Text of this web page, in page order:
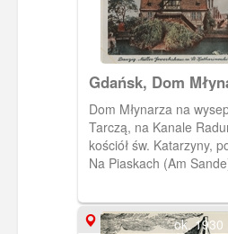
Gdańsk, Dom
kościół św.
Dom Młynarza na
Tarczą, na Kanale
kościół św. Katarzyny,
Na Piaskach (Am
ok. 1930